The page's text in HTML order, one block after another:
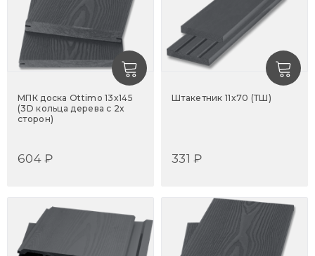
МПК доска Ottimo 13x145
(3D кольца дерева с 2х
сторон)
604 ₽
Штакетник 11x70 (ТШ)
331 ₽